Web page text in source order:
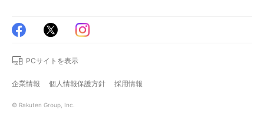
PCサイトを表示
企業情報 個人情報保護方針 採用情報
© Rakuten Group, Inc.